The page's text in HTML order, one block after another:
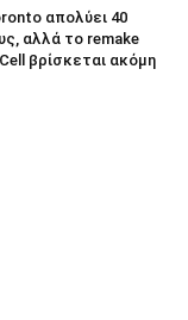
απολύει 40
αλλά το remake
βρίσκεται ακόμη